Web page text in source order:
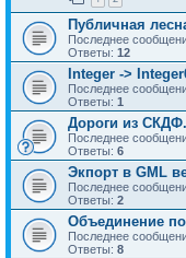
Публичная
Последнее
Ответы: 12
Integer ->
Последнее
Ответы: 1
Дороги из
Последнее
Ответы: 6
Экпорт в GML
Последнее
Ответы: 2
Объединение
Последнее
Ответы: 8